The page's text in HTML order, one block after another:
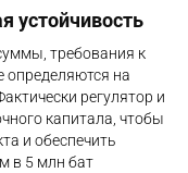
устойчивость
требования к
определяются на
регулятор и
капитала, чтобы
и обеспечить
в 5 млн бат